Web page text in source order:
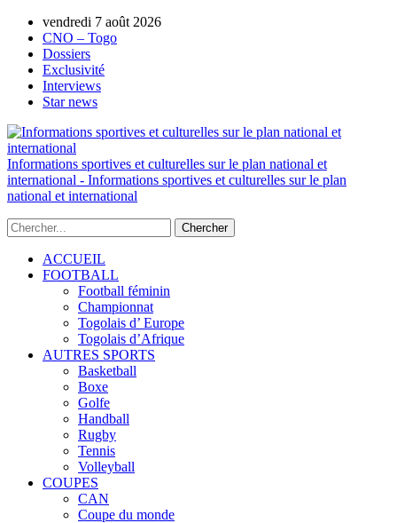
vendredi 7 août 2026
CNO – Togo
Dossiers
Exclusivité
Interviews
Star news
Informations sportives et culturelles sur le plan national et
international - Informations sportives et culturelles sur le plan
national et international
ACCUEIL
FOOTBALL
Football féminin
Championnat
Togolais d’ Europe
Togolais d’Afrique
AUTRES SPORTS
Basketball
Boxe
Golfe
Handball
Rugby
Tennis
Volleyball
COUPES
CAN
Coupe du monde
AUTORISATION DE LA HAAC